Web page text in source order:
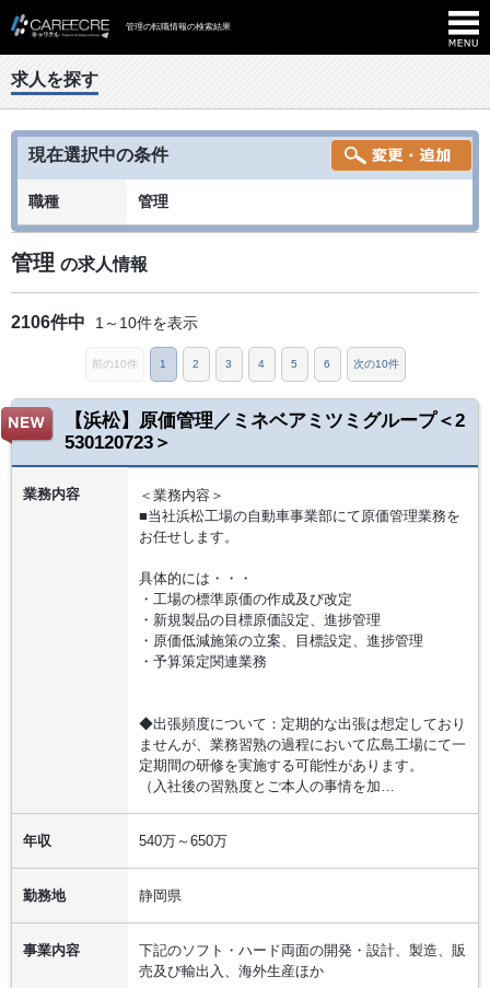
管理の転職情報の検索結果
求人を探す
現在選択中の条件
職種 管理
管理 の求人情報
2106件中 1～10件を表示
前の10件 1 2 3 4 5 6 次の10件
【浜松】原価管理／ミネベアミツミグループ＜2
530120723＞
業務内容
＜業務内容＞
■当社浜松工場の自動車事業部にて原価管理業務を
お任せします。
具体的には・・・
・工場の標準原価の作成及び改定
・新規製品の目標原価設定、進捗管理
・原価低減施策の立案、目標設定、進捗管理
・予算策定関連業務
◆出張頻度について：定期的な出張は想定しており
ませんが、業務習熟の過程において広島工場にて一
定期間の研修を実施する可能性があります。
（入社後の習熟度とご本人の事情を加…
年収 540万～650万
勤務地 静岡県
事業内容
下記のソフト・ハード両面の開発・設計、製造、販
売及び輸出入、海外生産ほか